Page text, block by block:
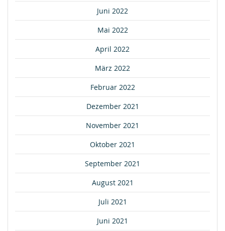
Juni 2022
Mai 2022
April 2022
März 2022
Februar 2022
Dezember 2021
November 2021
Oktober 2021
September 2021
August 2021
Juli 2021
Juni 2021